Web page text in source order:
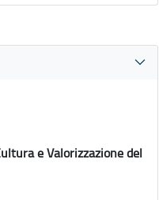
e Valorizzazione del